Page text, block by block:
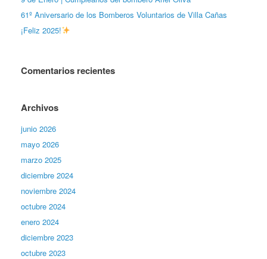
61º Aniversario de los Bomberos Voluntarios de Villa Cañas
¡Feliz 2025!
Comentarios recientes
Archivos
junio 2026
mayo 2026
marzo 2025
diciembre 2024
noviembre 2024
octubre 2024
enero 2024
diciembre 2023
octubre 2023